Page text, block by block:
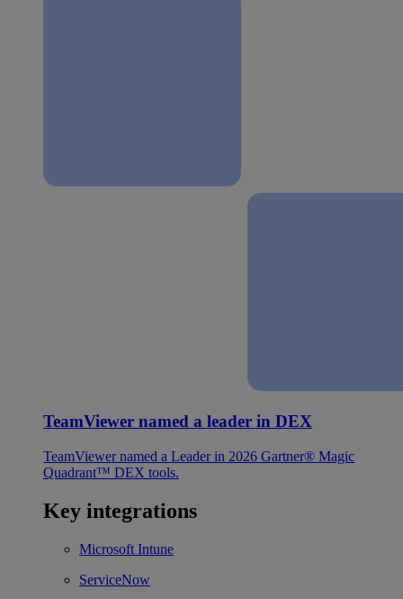
TeamViewer named a leader in DEX
TeamViewer named a Leader in 2026 Gartner® Magic
Quadrant™ DEX tools.
Key integrations
Microsoft Intune
ServiceNow